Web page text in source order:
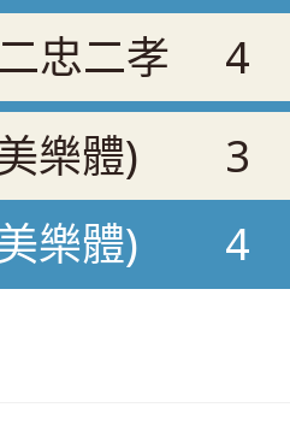
忠二孝
4
樂體)
3
樂體)
4